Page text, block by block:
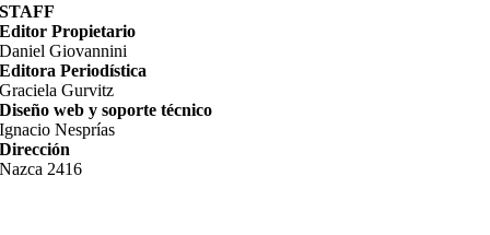
STAFF
Editor Propietario
Daniel Giovannini
Editora Periodística
Graciela Gurvitz
Diseño web y soporte técnico
Ignacio Nesprías
Dirección
Nazca 2416